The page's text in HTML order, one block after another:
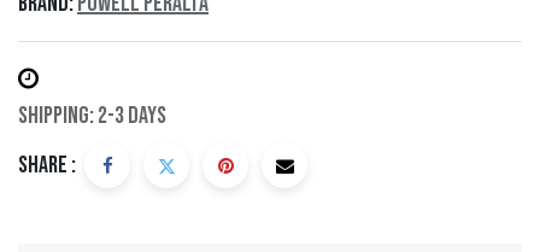
Shipping: 2-3 Days
Share :